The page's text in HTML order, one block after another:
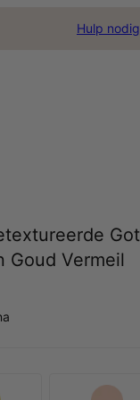
Hulp
Goud Vermeil